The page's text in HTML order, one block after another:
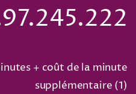
+ coût de la minute
supplémentaire (1)